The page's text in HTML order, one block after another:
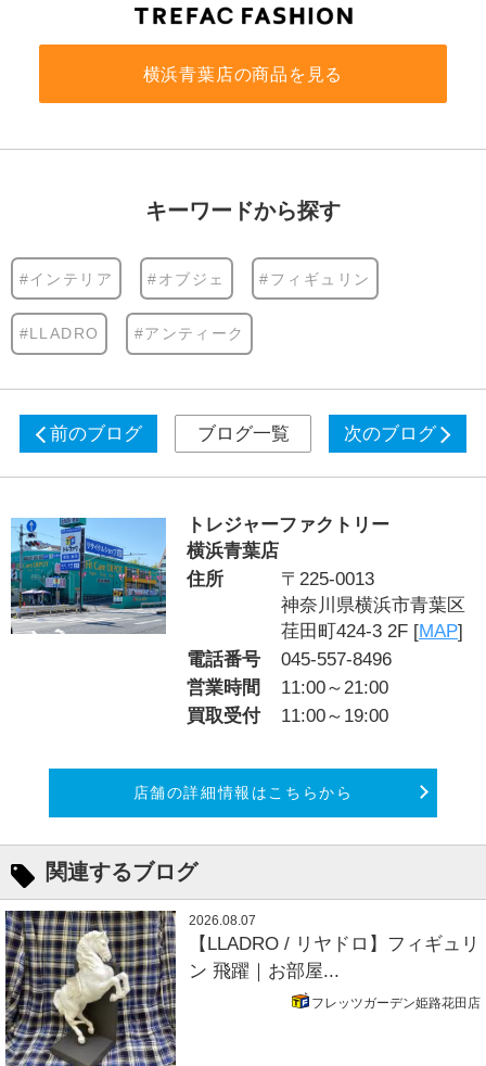
横浜青葉店の商品を見る
キーワードから探す
#インテリア #オブジェ #フィギュリン
#LLADRO #アンティーク
前のブログ ブログ一覧 次のブログ
トレジャーファクトリー
横浜青葉店
住所
〒225-0013
神奈川県横浜市青葉区
荏田町424-3 2F [MAP]
電話番号
045-557-8496
営業時間
11:00～21:00
買取受付
11:00～19:00
店舗の詳細情報はこちらから
関連するブログ
2026.08.07
【LLADRO / リヤドロ】フィギュリ
ン 飛躍｜お部屋...
フレッツガーデン姫路花田店